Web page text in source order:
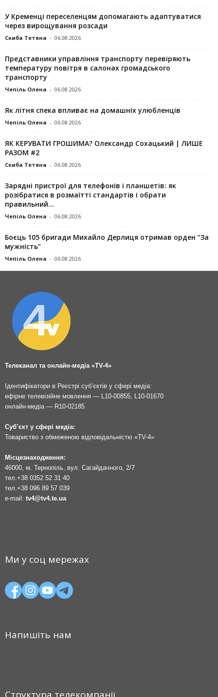
У Кременці переселенцям допомагають адаптуватися
через вирощування розсади
Скиба Тетяна - 06.08.2026
Представники управління транспорту перевіряють
температуру повітря в салонах громадського
транспорту
Чепіль Олена - 06.08.2026
Як літня спека впливає на домашніх улюбленців
Чепіль Олена - 06.08.2026
ЯК КЕРУВАТИ ГРОШИМА? Олександр Сохацький | ЛИШЕ
РАЗОМ #2
Скиба Тетяна - 06.08.2026
Зарядні пристрої для телефонів і планшетів: як
розібратися в розмаїтті стандартів і обрати
правильний...
Чепіль Олена - 06.08.2026
Боєць 105 бригади Михайло Дерлиця отримав орден “За
мужність”
Чепіль Олена - 06.08.2026
Телеканал та онлайн-медіа «TV-4»
Ідентифікатори в Реєстрі суб’єктів у сфері медіа:
ефірне телевізійне мовлення — L10-00855, L10-01670
онлайн-медіа — R10-02185
Суб’єкт у сфері медіа:
Товариство з обмеженою відповідальністю «TV-4»
Місцезнаходження:
46000, м. Тернопіль, вул. Сагайдачного, 2/7
тел.+38 0352 52 31 40
тел.+38 096 89 57 039
e-mail: tv4@tv4.te.ua
Ми у соц мережах
Напишіть нам